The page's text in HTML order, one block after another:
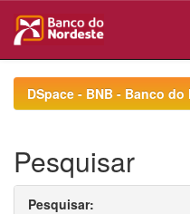
navigationDSpace - BNB - Banco
Pesquisar
Pesquisar: